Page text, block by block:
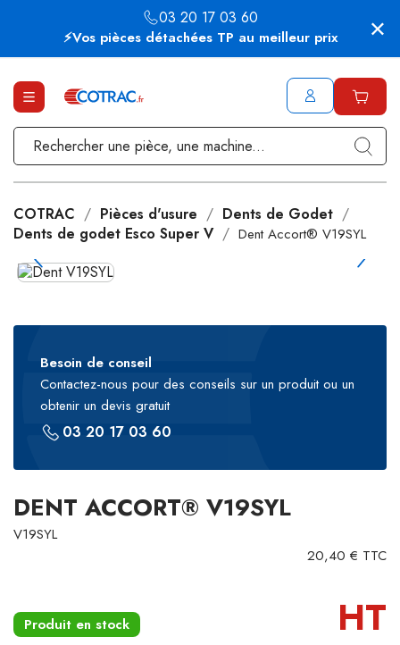
⚡Vos pièces détachées TP au meilleur prix
03 20 17 03 60
COTRAC Pièces d'usure
Dents de Godet
Dents de godet Esco Super V
Dent Accort® V19SYL
Besoin de conseil
Contactez-nous pour des conseils sur un produit ou un
obtenir un devis gratuit
03 20 17 03 60
DENT ACCORT® V19SYL
V19SYL
20,40 € TTC
Produit en stock HT